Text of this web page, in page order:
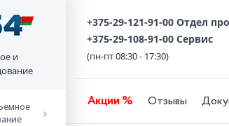
и
+375-29-121-91-00 Отдел
+375-29-108-91-00 Сервис
(пн-пт 08:30 - 17:30)
Акции % Отзывы